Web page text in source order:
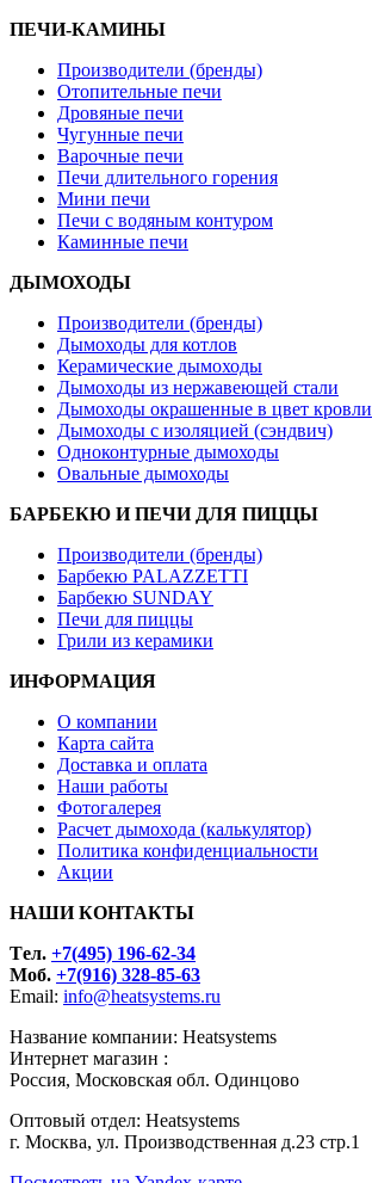
ПЕЧИ-КАМИНЫ
Производители (бренды)
Отопительные печи
Дровяные печи
Чугунные печи
Варочные печи
Печи длительного горения
Мини печи
Печи с водяным контуром
Каминные печи
ДЫМОХОДЫ
Производители (бренды)
Дымоходы для котлов
Керамические дымоходы
Дымоходы из нержавеющей стали
Дымоходы окрашенные в цвет кровли
Дымоходы с изоляцией (сэндвич)
Одноконтурные дымоходы
Овальные дымоходы
БАРБЕКЮ И ПЕЧИ ДЛЯ ПИЦЦЫ
Производители (бренды)
Барбекю PALAZZETTI
Барбекю SUNDAY
Печи для пиццы
Грили из керамики
ИНФОРМАЦИЯ
О компании
Карта сайта
Доставка и оплата
Наши работы
Фотогалерея
Расчет дымохода (калькулятор)
Политика конфиденциальности
Акции
НАШИ КОНТАКТЫ
Tел. +7(495) 196-62-34
Моб. +7(916) 328-85-63
Email: info@heatsystems.ru
Название компании: Heatsystems
Интернет магазин :
Россия, Московская обл. Одинцово
Оптовый отдел: Heatsystems
г. Москва, ул. Производственная д.23 стр.1